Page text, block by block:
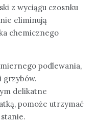
z wyciągu czosnku
eliminują
chemicznego
podlewania,
grzybów.
delikatne
pomoże utrzymać